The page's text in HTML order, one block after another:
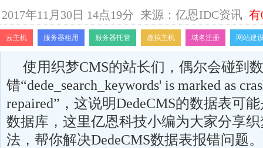
2017年11月30日 14点19分 来源：亿恩IDC资讯 有
云主机 服务器租用 服务器托管 虚拟主机 域名注册 网站建
使用织梦CMS的站长们，偶尔会碰到
错“dede_search_keywords' is marked as
repaired”，这说明DedeCMS的数据表可
数据库，这里亿恩科技小编为大家分享
法，帮你解决DedeCMS数据表报错问题。